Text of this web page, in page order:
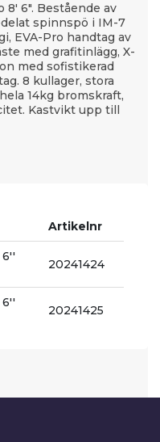
8' 6". Bestående av
spinnspö i IM-7
EVA-Pro handtag av
med grafitinlägg, X-
med sofistikerad
8 kullager, stora
14kg bromskraft,
Kastvikt upp till
Artikelnr
20241424
20241425